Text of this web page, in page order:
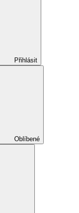
Přihlásit
Oblíbené